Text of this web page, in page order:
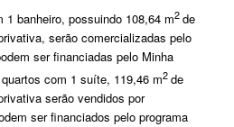
1 banheiro, possuindo 108,64 m2 de
serão comercializadas pelo
ser financiadas pelo Minha
com 1 suíte, 119,46 m2 de
serão vendidos por
ser financiados pelo programa